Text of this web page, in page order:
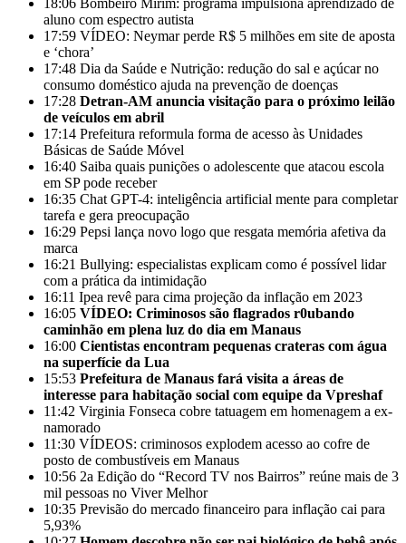
18:06 Bombeiro Mirim: programa impulsiona aprendizado de
aluno com espectro autista
17:59 VÍDEO: Neymar perde R$ 5 milhões em site de aposta
e ‘chora’
17:48 Dia da Saúde e Nutrição: redução do sal e açúcar no
consumo doméstico ajuda na prevenção de doenças
17:28 Detran-AM anuncia visitação para o próximo leilão
de veículos em abril
17:14 Prefeitura reformula forma de acesso às Unidades
Básicas de Saúde Móvel
16:40 Saiba quais punições o adolescente que atacou escola
em SP pode receber
16:35 Chat GPT-4: inteligência artificial mente para completar
tarefa e gera preocupação
16:29 Pepsi lança novo logo que resgata memória afetiva da
marca
16:21 Bullying: especialistas explicam como é possível lidar
com a prática da intimidação
16:11 Ipea revê para cima projeção da inflação em 2023
16:05 VÍDEO: Criminosos são flagrados r0ubando
caminhão em plena luz do dia em Manaus
16:00 Cientistas encontram pequenas crateras com água
na superfície da Lua
15:53 Prefeitura de Manaus fará visita a áreas de
interesse para habitação social com equipe da Vpreshaf
11:42 Virginia Fonseca cobre tatuagem em homenagem a ex-
namorado
11:30 VÍDEOS: criminosos explodem acesso ao cofre de
posto de combustíveis em Manaus
10:56 2a Edição do “Record TV nos Bairros” reúne mais de 3
mil pessoas no Viver Melhor
10:35 Previsão do mercado financeiro para inflação cai para
5,93%